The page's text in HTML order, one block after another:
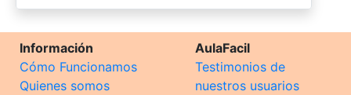
Información
Cómo Funcionamos
Quienes somos
AulaFacil
Testimonios de
nuestros usuarios